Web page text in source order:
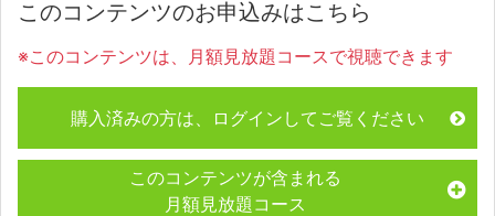
このコンテンツのお申込みはこちら
※このコンテンツは、月額見放題コースで視聴できます
購入済みの方は、ログインしてご覧ください
このコンテンツが含まれる
月額見放題コース